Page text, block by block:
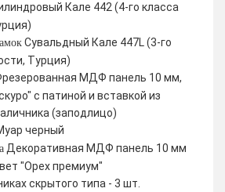
Кале 442 (4-го класса
Сувальдный Кале 447L (3-го
Турция)
МДФ панель 10 мм,
с патиной и вставкой из
(заподлицо)
черный
Декоративная МДФ панель 10 мм
"Орех премиум"
скрытого типа - 3 шт.